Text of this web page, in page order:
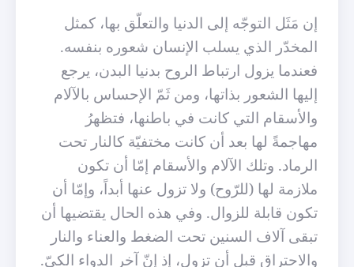
إن مَثَل التوجّه إلى الدنيا والتعلّق بها، كمثل
المخدّر الذي يسلب الإنسان شعوره بنفسه.
فعندما يزول ارتباط الروح بدنيا البدن، يرجع
إليها الشعور بذاتها، ومن ثَمّ الإحساس بالآلام
والأسقام التي كانت في باطنها، فتظهرُ
مهاجمةً لها بعد أن كانت مختفيّة كالنار تحت
الرماد. وتلك الآلام والأسقام إمّا أن تكون
ملازمة لها (للر وح) ولا تزول عنها أبداً، وإمّا أن
تكون قابلة للزوال. وفي هذه الحال يقتضيها أن
تبقى آلاف السنين تحت الضغط والعناء والنار
والاحتراق قبل أن تزول، إذ إنّ آخر الدواء الكيّ.